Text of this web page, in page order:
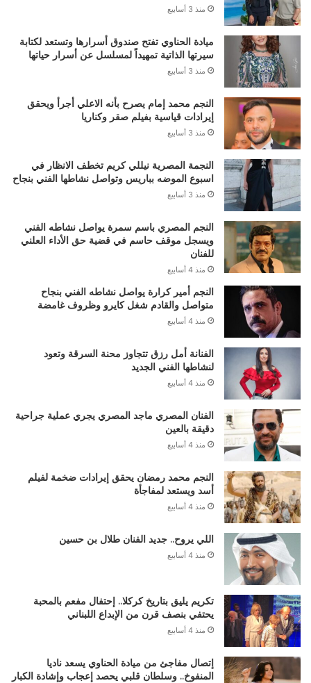
منذ 3 أسابيع
ميادة الحناوي تفتح صندوق أسرارها وتستعد لكتابة
سيرتها الذاتية تمهيداً لمسلسل عن أسرار حياتها
منذ 3 أسابيع
النجم محمد إمام يصرح بأنه الاعلي أجرأ ويحقق
إيرادات قياسية بفيلم صقر وكناريا
منذ 3 أسابيع
النجمة المصرية نيللي كريم تخطف الانظار في
اسبوع الموضه بباريس وتواصل نشاطها الفني بنجاح
منذ 3 أسابيع
النجم المصري باسم سمرة يواصل نشاطه الفني
ويسجل موقف حاسم في قضية حق الأداء العلني
للفنان
منذ 4 أسابيع
النجم أمير كرارة يواصل نشاطه الفني بنجاح
متواصل والقادم شغل كايرو وظروف غامضة
منذ 4 أسابيع
الفنانة أمل رزق تتجاوز محنة السرقة وتعود
لنشاطها الفني الجديد
منذ 4 أسابيع
الفنان المصري ماجد المصري يجري عملية جراحية
دقيقة بالعين
منذ 4 أسابيع
النجم محمد رمضان يحقق إيرادات ضخمة لفيلم
أسد ويستعد لمفاجأة
منذ 4 أسابيع
اللي يروح.. جديد الفنان طلال بن حسين
منذ 4 أسابيع
تكريم يليق بتاريخ كركلا.. إحتفال مفعم بالمحبة
يحتفي بنصف قرن من الإبداع اللبناني
منذ 4 أسابيع
إتصال مفاجئ من ميادة الحناوي يسعد ناديا
المنفوخ.. وسلطان قلبي يحصد إعجاب وإشادة الكبار